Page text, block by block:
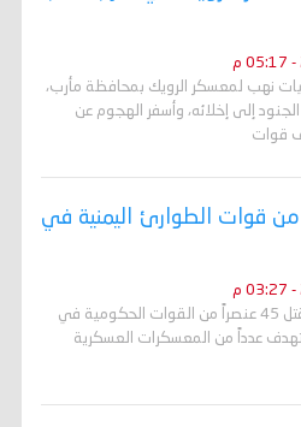
نهب لمعسكر الرويك بمحافظة مأرب،
إلى إخلائه، وأسفر الهجوم عن
قوات
45 جندياً من قوات الطوارئ اليمنية في
أفادت مصادر عسكرية يمنية بمقتل 45 عنصراً من القوات الحكومية في
عدداً من المعسكرات العسكرية